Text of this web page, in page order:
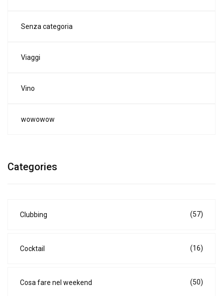
Senza categoria
Viaggi
Vino
wowowow
Categories
Clubbing (57)
Cocktail (16)
Cosa fare nel weekend (50)